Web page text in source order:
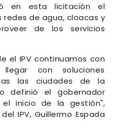
en esta licitación el
de agua, cloacas y
de los servicios
el IPV continuamos con
con soluciones
las ciudades de la
definió el gobernador
el inicio de la gestión",
IPV, Guillermo Espada